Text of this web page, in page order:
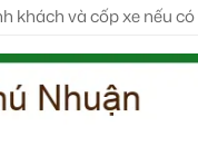
khách và cốp xe nếu có